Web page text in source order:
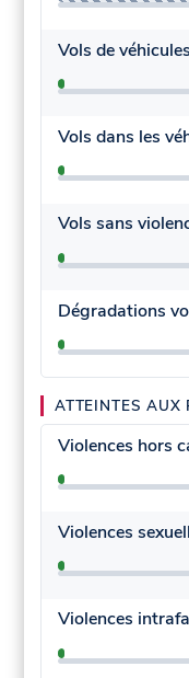
Vols de véhicules
Vols dans les
Vols sans
Dégradations
ATTEINTES AUX
Violences hors
Violences
Violences